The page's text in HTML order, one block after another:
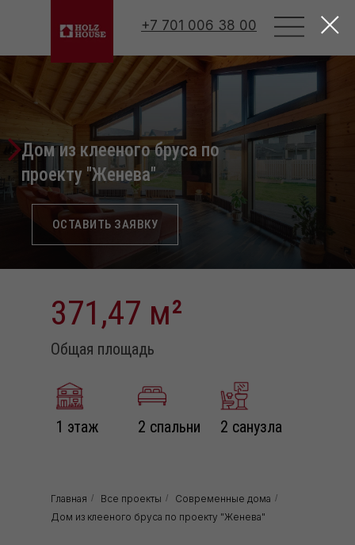
+7 701 006 38 00
Html code will be here
Дом из клееного бруса по
проекту "Женева"
ОСТАВИТЬ ЗАЯВКУ
371,47 м²
Общая площадь
1 этаж 2 спальни 2 санузла
Главная / Все проекты / Современные дома /
Дом из клееного бруса по проекту "Женева"